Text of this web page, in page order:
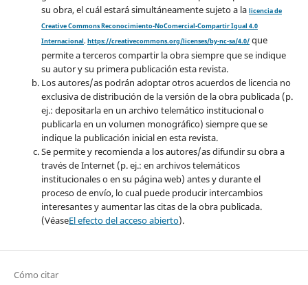
su obra, el cuál estará simultáneamente sujeto a la licencia de
Creative Commons Reconocimiento-NoComercial-Compartir Igual 4.0
Internacional. https://creativecommons.org/licenses/by-nc-sa/4.0/que
permite a terceros compartir la obra siempre que se indique
su autor y su primera publicación esta revista.
Los autores/as podrán adoptar otros acuerdos de licencia no
exclusiva de distribución de la versión de la obra publicada (p.
ej.: depositarla en un archivo telemático institucional o
publicarla en un volumen monográfico) siempre que se
indique la publicación inicial en esta revista.
Se permite y recomienda a los autores/as difundir su obra a
través de Internet (p. ej.: en archivos telemáticos
institucionales o en su página web) antes y durante el
proceso de envío, lo cual puede producir intercambios
interesantes y aumentar las citas de la obra publicada.
(VéaseEl efecto del acceso abierto).
Cómo citar